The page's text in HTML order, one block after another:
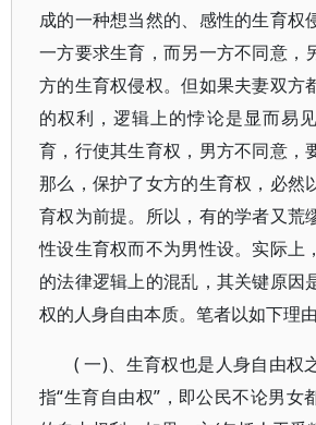
成的一种想当然的、感性的生育权
一方要求生育，而另一方不同意，
方的生育权侵权。但如果夫妻双方
的权利，逻辑上的悖论是显而易
育，行使其生育权，男方不同意，
那么，保护了女方的生育权，必然
育权为前提。所以，有的学者又荒
性设生育权而不为男性设。实际上
的法律逻辑上的混乱，其关键原因
权的人身自由本质。笔者以如下理
( 一)、生育权也是人身自由权
指“生育自由权”，即公民不论男女